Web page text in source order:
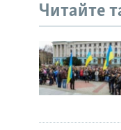
Читайте